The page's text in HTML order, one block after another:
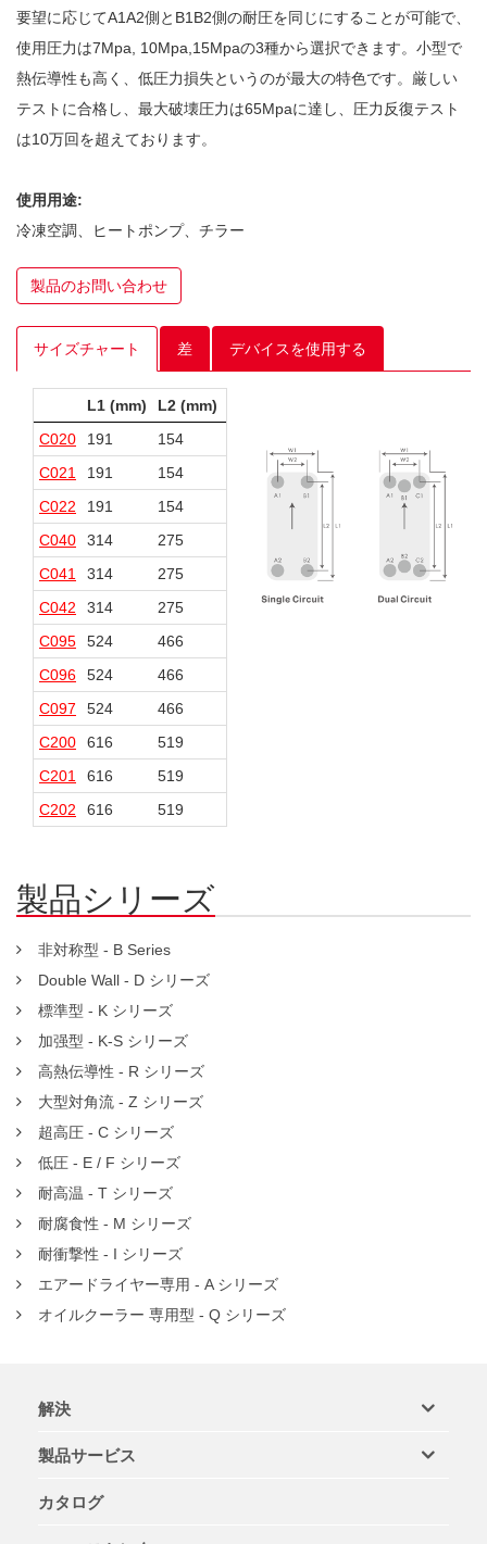
要望に応じてA1A2側とB1B2側の耐圧を同じにすることが可能で、
使用圧力は7Mpa, 10Mpa,15Mpaの3種から選択できます。小型で
熱伝導性も高く、低圧力損失というのが最大の特色です。厳しい
テストに合格し、最大破壊圧力は65Mpaに達し、圧力反復テスト
は10万回を超えております。
使用用途:
冷凍空調、ヒートポンプ、チラー
製品のお問い合わせ
サイズチャート 差 デバイスを使用する
L1 (mm) L2 (mm)
C020
191 154
C021
191 154
40
C022
191 154
C040
314 275
C041
314 275
40
C042
314 275
40
C095
524 466
C096
524 466
C097
524 466
C200
616 519
C201
616 519
C202
616 519
製品シリーズ
非対称型 - B Series
Double Wall - D シリーズ
標準型 - K シリーズ
加强型 - K-S シリーズ
高熱伝導性 - R シリーズ
大型対角流 - Z シリーズ
超高圧 - C シリーズ
低圧 - E / F シリーズ
耐高温 - T シリーズ
耐腐食性 - M シリーズ
耐衝撃性 - I シリーズ
エアードライヤー専用 - A シリーズ
オイルクーラー 専用型 - Q シリーズ
解決
製品サービス
カタログ